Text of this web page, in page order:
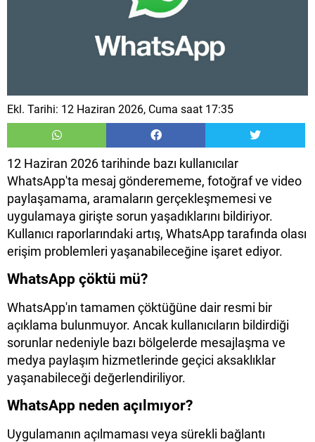
Ekl. Tarihi: 12 Haziran 2026, Cuma saat 17:35
12 Haziran 2026 tarihinde bazı kullanıcılar
WhatsApp'ta mesaj gönderememe, fotoğraf ve video
paylaşamama, aramaların gerçekleşmemesi ve
uygulamaya girişte sorun yaşadıklarını bildiriyor.
Kullanıcı raporlarındaki artış, WhatsApp tarafında olası
erişim problemleri yaşanabileceğine işaret ediyor.
WhatsApp çöktü mü?
WhatsApp'ın tamamen çöktüğüne dair resmi bir
açıklama bulunmuyor. Ancak kullanıcıların bildirdiği
sorunlar nedeniyle bazı bölgelerde mesajlaşma ve
medya paylaşım hizmetlerinde geçici aksaklıklar
yaşanabileceği değerlendiriliyor.
WhatsApp neden açılmıyor?
Uygulamanın açılmaması veya sürekli bağlantı